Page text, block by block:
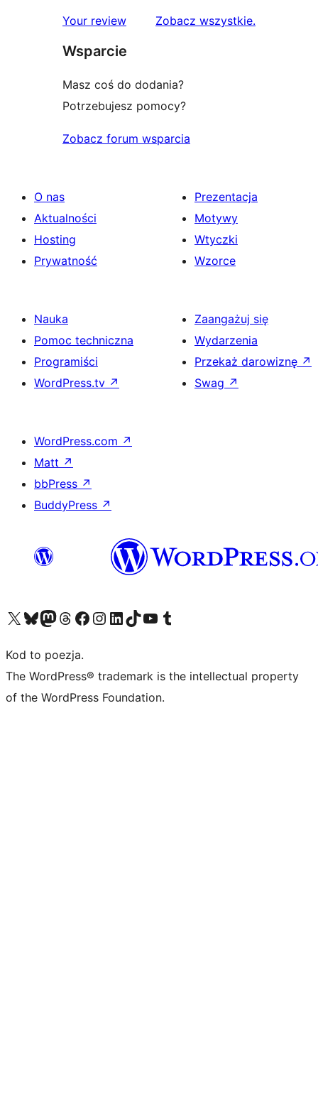
1-
Your review Zobacz wszystkierecenzje
.
Wsparcie
Masz coś do dodania?
Potrzebujesz pomocy?
Zobacz forum wsparcia
O nas
Aktualności
Hosting
Prywatność
Prezentacja
Motywy
Wtyczki
Wzorce
Nauka
Pomoc techniczna
Programiści
WordPress.tv ↗
Zaangażuj się
Wydarzenia
Przekaż darowiznę ↗
Swag ↗
WordPress.com ↗
Matt ↗
bbPress ↗
BuddyPress ↗
Odwiedź nasze konto X (dawniej Twitter)
Odwiedź nasze konto Bluesky
Odwiedź nasze konto na Mastodoncie
Odwiedź naszego Threadsa
Odwiedź naszego Facebooka
Odwiedź nasze konto na Instagramie
Odwiedź nasze konto na LinkedIn
Odwiedź naszego TikToka
Odwiedź nasz kanał YouTube
Odwiedź naszego Tumblra
Kod to poezja.
The WordPress® trademark is the intellectual property
of the WordPress Foundation.